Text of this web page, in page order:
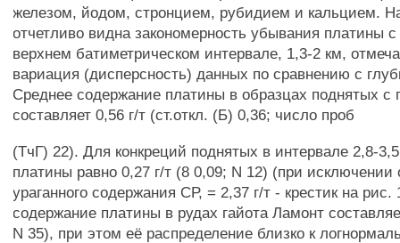
железом, йодом, стронцием, рубидием и кальцием.
отчетливо видна закономерность убывания платины
верхнем батиметрическом интервале, 1,3-2 км,
вариация (дисперсность) данных по сравнению с
Среднее содержание платины в образцах поднятых с
составляет 0,56 г/т (ст.откл. (Б) 0,36; число проб
(ТчГ) 22). Для конкреций поднятых в интервале 2,8-
платины равно 0,27 г/т (8 0,09; N 12) (при исключении
ураганного содержания СР, = 2,37 г/т - крестик на
содержание платины в рудах гайота Ламонт
N 35), при этом её распределение близко к